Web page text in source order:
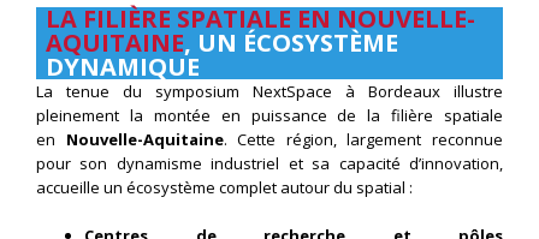
LA FILIÈRE SPATIALE EN NOUVELLE-
AQUITAINE, UN ÉCOSYSTÈME
DYNAMIQUE
La tenue du symposium NextSpace à Bordeaux illustre
pleinement la montée en puissance de la filière spatiale
en Nouvelle-Aquitaine. Cette région, largement reconnue
pour son dynamisme industriel et sa capacité d’innovation,
accueille un écosystème complet autour du spatial :